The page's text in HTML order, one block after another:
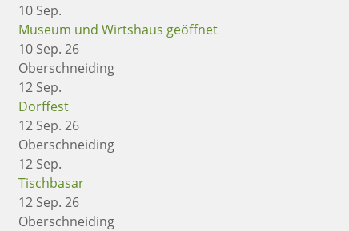
10 Sep.
Museum und Wirtshaus geöffnet
10 Sep. 26
Oberschneiding
12 Sep.
Dorffest
12 Sep. 26
Oberschneiding
12 Sep.
Tischbasar
12 Sep. 26
Oberschneiding